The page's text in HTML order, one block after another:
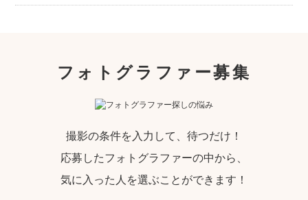
フォトグラファー募集
撮影の条件を入力して、待つだけ！
応募したフォトグラファーの中から、
気に入った人を選ぶことができます！